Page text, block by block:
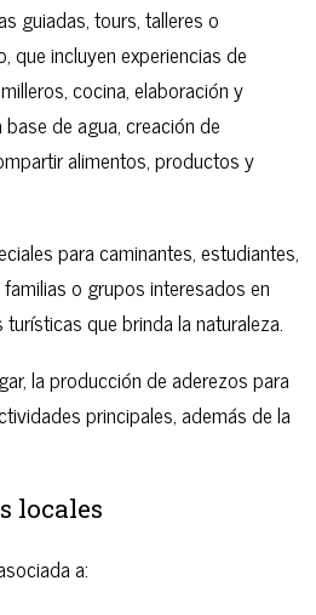
guiadas, tours, talleres o
que incluyen experiencias de
cocina, elaboración y
de agua, creación de
alimentos, productos y
para caminantes, estudiantes,
o grupos interesados en
que brinda la naturaleza.
la producción de aderezos para
principales, además de la
locales
a: